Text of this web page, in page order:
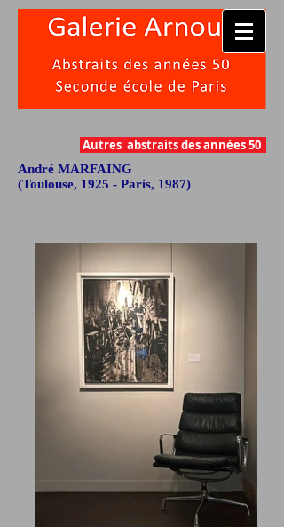
Autres abstraits des années 50
André MARFAING
(Toulouse, 1925 - Paris, 1987)